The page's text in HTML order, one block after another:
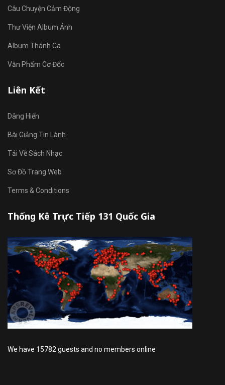
Câu Chuyện Cảm Động
Thư Viện Album Ảnh
Album Thánh Ca
Văn Phẩm Cơ Đốc
Liên Kết
Dâng Hiến
Bài Giảng Tin Lành
Tải Về Sách Nhạc
Sơ Đồ Trang Web
Terms & Conditions
Thống Kê Trực Tiếp 131 Quốc Gia
We have 15782 guests and no members online